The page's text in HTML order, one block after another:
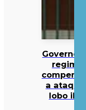
Governo
regime
a
lobo